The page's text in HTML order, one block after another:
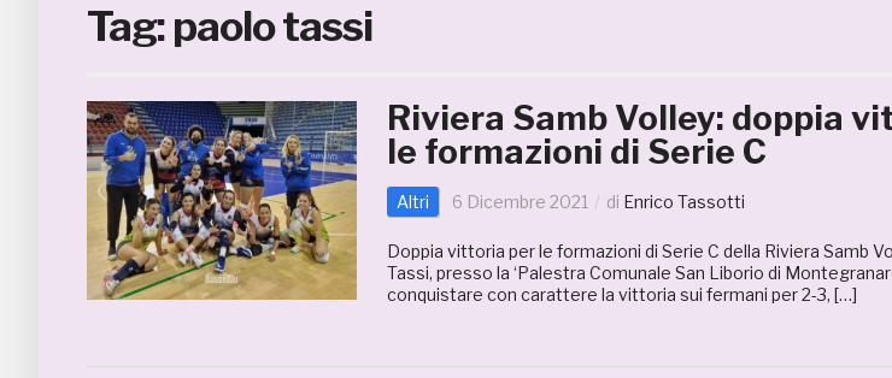
Tag:paolo tassi
Riviera Samb Volley: doppia
le formazioni di Serie C
Altri 6 Dicembre 2021 di Enrico Tassotti
Doppia vittoria per le formazioni di Serie C della Riviera Samb
Tassi, presso la ‘Palestra Comunale San Liborio di
conquistare con carattere la vittoria sui fermani per 2-3, […]